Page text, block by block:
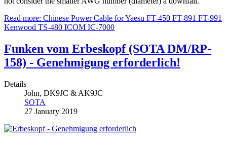
Read more: Chinese Power Cable for Yaesu FT-450 FT-891 FT-991
Kenwood TS-480 ICOM IC-7000
Funken vom Erbeskopf (SOTA DM/RP-
158) - Genehmigung erforderlich!
Details
John, DK9JC & AK9JC
SOTA
27 January 2019